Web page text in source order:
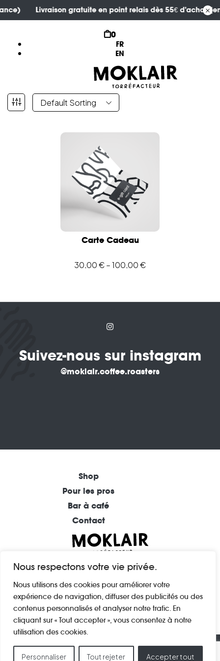
Nous respectons votre vie privée.
Nous utilisons des cookies pour améliorer votre
expérience de navigation, diffuser des publicités ou des
contenus personnalisés et analyser notre trafic. En
cliquant sur « Tout accepter », vous consentez à notre
utilisation des cookies.
Personnaliser Tout rejeter Accepter tout
France) Livraison gratuite en point relais dès 55€
0
FR
EN
Default Sorting
Carte Cadeau
30,00€–100,00€
Suivez-nous sur instagram
@moklair.coffee.roasters
Shop
Pour les pros
Bar à café
Contact
BAR À CAFÉ (REIMS)
1 rue Andrieux
51100 Reims
FRANCE